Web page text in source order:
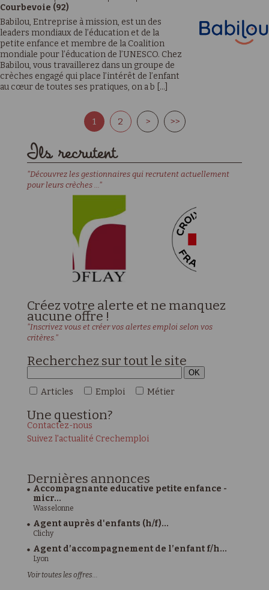
Courbevoie (92)
Babilou, Entreprise à mission, est un des
leaders mondiaux de l’éducation et de la
petite enfance et membre de la Coalition
mondiale pour l’éducation de l’UNESCO. Chez
Babilou, vous travaillerez dans un groupe de
crèches engagé qui place l’intérêt de l’enfant
au cœur de toutes ses pratiques, on a b [...]
1 2 > >>
Ils recrutent
"Découvrez les gestionnaires qui recrutent actuellement
pour leurs crèches ..."
Créez votre alerte et ne manquez
aucune offre !
"Inscrivez vous et créer vos alertes emploi selon vos
critères."
Recherchez sur tout le site
Articles Emploi Métier
Une question?
Contactez-nous
Suivez l'actualité Crechemploi
Dernières annonces
Accompagnante educative petite enfance -
micr...
Wasselonne
Agent auprès d'enfants (h/f)...
Clichy
Agent d’accompagnement de l’enfant f/h...
Lyon
Voir toutes les offres...